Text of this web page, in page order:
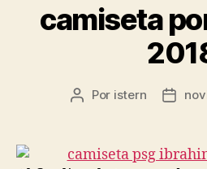
camiseta
Autor
entrada
Por istern
Fecha